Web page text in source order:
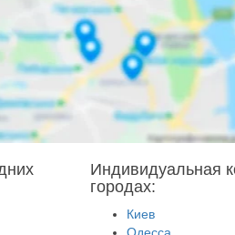
Индивидуальная
городах:
Киев
Одесса